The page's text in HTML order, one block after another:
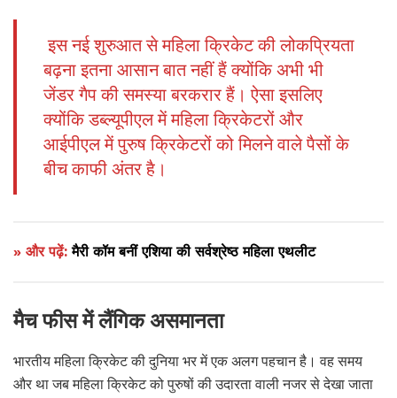
इस नई शुरुआत से महिला क्रिकेट की लोकप्रियता
बढ़ना इतना आसान बात नहीं हैं क्योंकि अभी भी
जेंडर गैप की समस्या बरकरार हैं। ऐसा इसलिए
क्योंकि डब्ल्यूपीएल में महिला क्रिकेटरों और
आईपीएल में पुरुष क्रिकेटरों को मिलने वाले पैसों के
बीच काफी अंतर है।
» और पढ़ें:मैरी कॉम बनीं एशिया की सर्वश्रेष्ठ महिला एथलीट
मैच फीस में लैंगिक असमानता
भारतीय महिला क्रिकेट की दुनिया भर में एक अलग पहचान है। वह समय
और था जब महिला क्रिकेट को पुरुषों की उदारता वाली नजर से देखा जाता